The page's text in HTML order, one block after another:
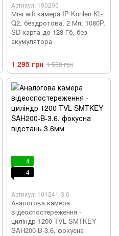
Артикул: 100205
Міні wifi камера IP Konlen KL-
Q2, бездротова, 2 Мп, 1080P,
SD карта до 128 Гб, без
акумулятора
1 295 грн 1 550 грн
4
4
Артикул: 101241-3.6
Аналогова камера
відеоспостереження -
циліндр 1200 TVL SMTKEY
SAH200-B-3.6, фокусна